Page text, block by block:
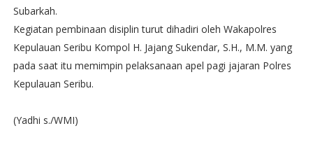
Subarkah.
Kegiatan pembinaan disiplin turut dihadiri oleh Wakapolres
Kepulauan Seribu Kompol H. Jajang Sukendar, S.H., M.M. yang
pada saat itu memimpin pelaksanaan apel pagi jajaran Polres
Kepulauan Seribu.
(Yadhi s./WMI)